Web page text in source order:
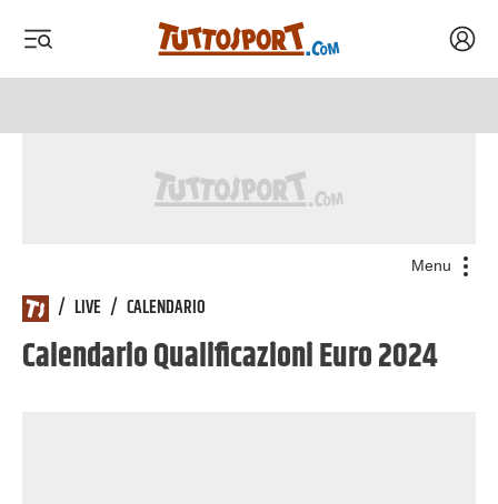
Menu
/ LIVE / CALENDARIO
CalendarioQualificazioni Euro 2024